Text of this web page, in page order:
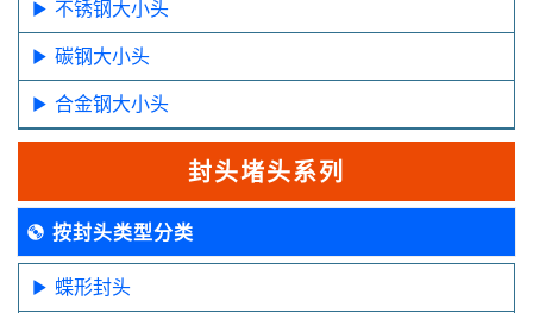
不锈钢大小头
碳钢大小头
合金钢大小头
封头堵头系列
按封头类型分类
蝶形封头